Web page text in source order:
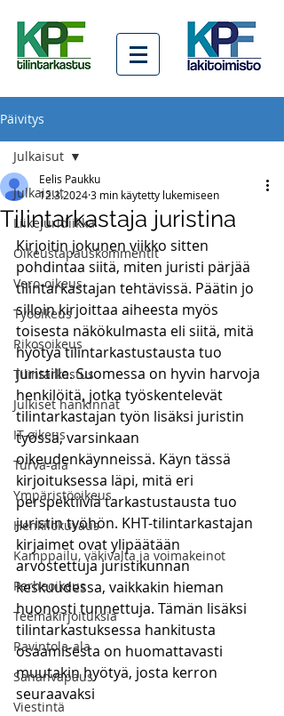
Päivitys
Julkaisut
Liikejuridiikka
Oikeustapauskommentit
Vero-oikeus
Työoikeus
Rikosoikeus
Tilintarkastus
Julkiset hankinnat
IT-oikeus
Turva-ala
Ympäristöoikeus
Henkilökuvaus
Kamppailu, väkivalta ja voimakeinot
Perheoikeus
Teemakirjoituksia
Ravintola-ala
Sananvapaus
Viestintä
Julkaisut
Tilintarkastaja juristina
Eelis Paukku
12.3.20243 min käytetty lukemiseen
Kirjoitin jokunen viikko sitten
pohdintaa siitä, miten juristi pärjää
tilintarkastajan tehtävissä. Päätin jo
silloin kirjoittaa aiheesta myös
toisesta näkökulmasta eli siitä, mitä
hyötyä tilintarkastustausta tuo
juristille. Suomessa on hyvin harvoja
henkilöitä, jotka työskentelevät
tilintarkastajan työn lisäksi juristin
työssä, varsinkaan
oikeudenkäynneissä. Käyn tässä
kirjoituksessa läpi, mitä eri
perspektiiviä tarkastustausta tuo
juristin työhön. KHT-tilintarkastajan
kirjaimet ovat ylipäätään
arvostettuja juristikunnan
keskuudessa, vaikkakin hieman
huonosti tunnettuja. Tämän lisäksi
tilintarkastuksessa hankitusta
osaamisesta on huomattavasti
muutakin hyötyä, josta kerron
seuraavaksi